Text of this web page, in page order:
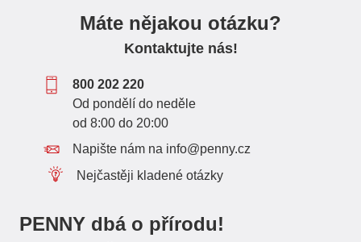
Máte nějakou otázku?
Kontaktujte nás!
800 202 220
Od pondělí do neděle
od 8:00 do 20:00
Napište nám na info@penny.cz
Nejčastěji kladené otázky
PENNY dbá o přírodu!